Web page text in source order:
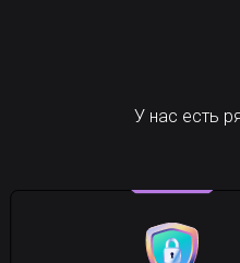
У нас есть